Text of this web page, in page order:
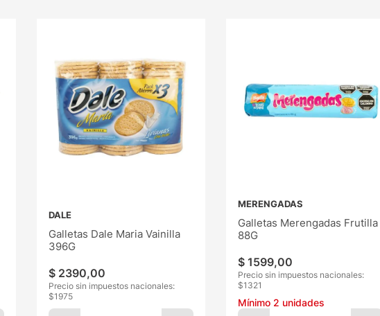
DALE
Galletas Dale Maria Vainilla
396G
$ 2390,00
Precio sin impuestos nacionales:
$1975
MERENGADAS
Galletas Merengadas Frutilla
88G
$ 1599,00
Precio sin impuestos nacionales:
$1321
Mínimo 2 unidades